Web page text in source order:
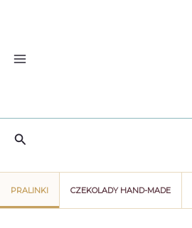
Szukaj
PRALINKI CZEKOLADY HAND-MADE